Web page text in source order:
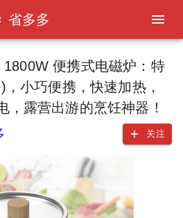
省多多
1800W 便携式电磁炉：特
小巧便携，快速加热，
，露营出游的烹饪神器！
关注